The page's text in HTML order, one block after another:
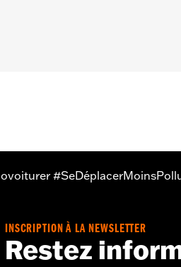
INSCRIPTION À LA NEWSLETTER
Restez